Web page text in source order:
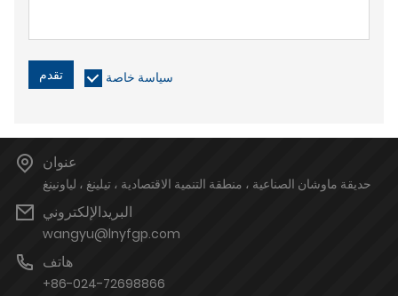
تقدم سياسة خاصة
عنوان
حديقة ماوشان الصناعية ، منطقة التنمية الاقتصادية ، تيلينغ ، لياونينغ
البريدالإلكتروني
wangyu@lnyfgp.com
هاتف
+86-024-72698866